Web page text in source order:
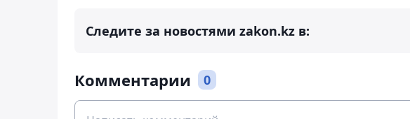
Следите за новостями zakon.kz в:
Комментарии 0